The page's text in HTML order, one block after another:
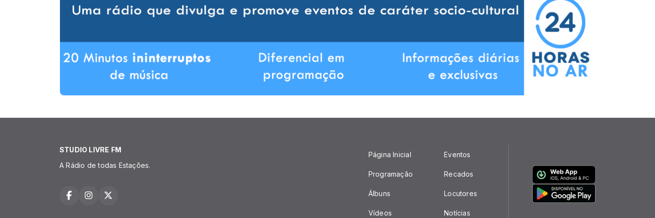
STUDIO LIVRE FM
A Rádio de todas Estações.
Página Inicial
Programação
Álbuns
Vídeos
Eventos
Recados
Locutores
Notícias